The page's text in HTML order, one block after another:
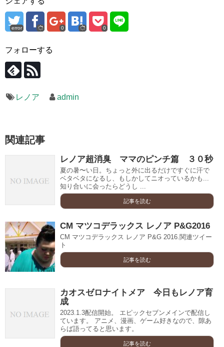
error 0 0
フォローする
レノア admin
関連記事
レノア超消臭 ママのピンチ篇 ３０秒
夏の暑〜い日。ちょっと外に出るだけですぐに汗で
ベタベタになるし、もしかしてニオっているかも...
知り合いに会ったらどうし ...
記事を読む
CM マツコデラックス レノア P&G2016
CM マツコデラックス レノア P&G 2016.関連ツイー
ト
記事を読む
カオスゼロナイトメア 今日もレノア育
成
2023.1.3配信開始。 エピックセブンメインで配信し
ています。 アニメ、漫画、ゲーム好きなので、隙あ
らば語ってると思います。
記事を読む